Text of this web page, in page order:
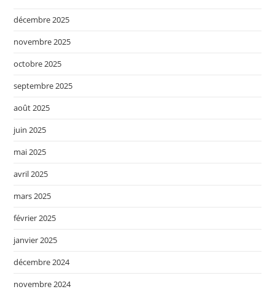
décembre 2025
novembre 2025
octobre 2025
septembre 2025
août 2025
juin 2025
mai 2025
avril 2025
mars 2025
février 2025
janvier 2025
décembre 2024
novembre 2024